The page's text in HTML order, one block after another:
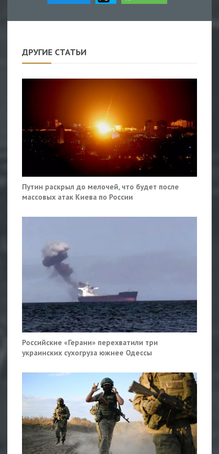
ДРУГИЕ СТАТЬИ
Путин раскрыл до мелочей, что будет после
массовых атак Киева по России
Российские «Герани» перехватили три
украинских сухогруза южнее Одессы